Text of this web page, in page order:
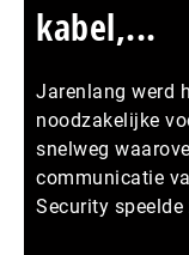
kabel,...
Jarenlang werd
noodzakelijke
snelweg
communicatie
Security